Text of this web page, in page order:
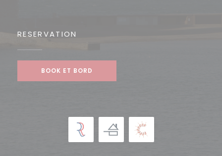
RESERVATION
BOOK ET BORD